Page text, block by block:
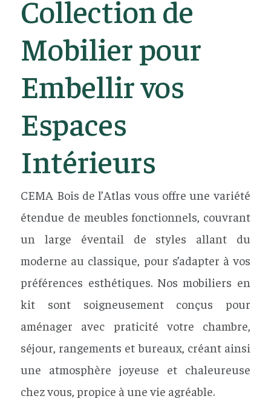
Collection de
Mobilier pour
Embellir vos
Espaces
Intérieurs
CEMA Bois de l’Atlas vous offre une variété
étendue de meubles fonctionnels, couvrant
un large éventail de styles allant du
moderne au classique, pour s’adapter à vos
préférences esthétiques. Nos mobiliers en
kit sont soigneusement conçus pour
aménager avec praticité votre chambre,
séjour, rangements et bureaux, créant ainsi
une atmosphère joyeuse et chaleureuse
chez vous, propice à une vie agréable.